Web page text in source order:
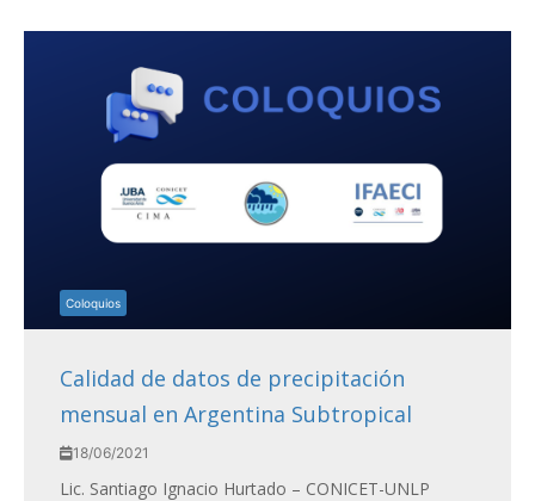
Coloquios
Calidad de datos de precipitación
mensual en Argentina Subtropical
18/06/2021
Lic. Santiago Ignacio Hurtado – CONICET-UNLP